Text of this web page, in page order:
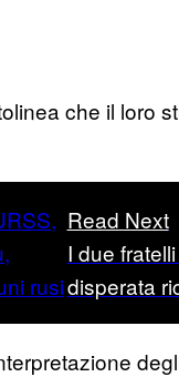
che il loro
Read Next
I due
disperata